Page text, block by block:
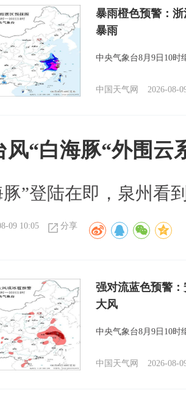
暴雨橙色预警：
暴雨
中央气象台8月9日10时
中国天气网 2026-08-
风“白海豚“外围云
豚”登陆在即，泉州看
09 10:05 分享
强对流蓝色预警
大风
中央气象台8月9日10时
中国天气网 2026-08-